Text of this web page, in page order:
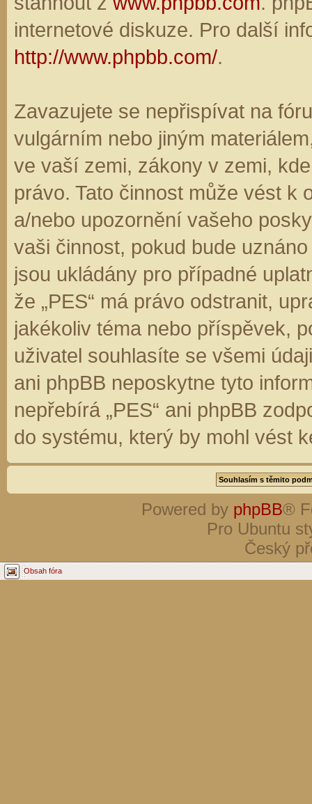
internetové diskuze. Pro další
http://www.phpbb.com/.
Zavazujete se nepřispívat na
vulgárním nebo jiným
ve vaší zemi, zákony v zemi,
právo. Tato činnost může vést k
a/nebo upozornění vašeho
vaši činnost, pokud bude
jsou ukládány pro případné
že „PES“ má právo odstranit,
jakékoliv téma nebo příspěvek,
uživatel souhlasíte se všemi
ani phpBB neposkytne tyto
nepřebírá „PES“ ani phpBB
do systému, který by mohl vést
Powered by phpBB®
Pro Ubuntu
Český
Obsah fóra